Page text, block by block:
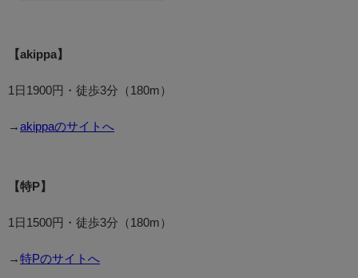
【akippa】
1日1900円・徒歩3分（180m）
→ akippaのサイトへ
【特P】
1日1500円・徒歩3分（180m）
→ 特Pのサイトへ